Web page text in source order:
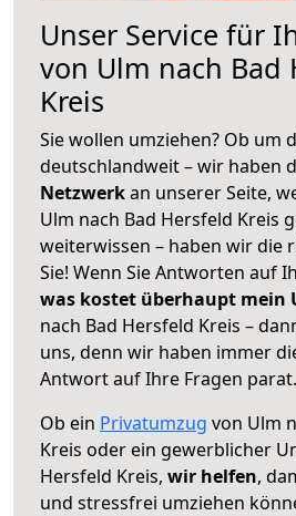
Unser Service für
von Ulm nach Bad
Kreis
Sie wollen umziehen? Ob um
deutschlandweit – wir haben
Netzwerkan unserer Seite,
Ulm nach Bad Hersfeld Kreis
weiterwissen – haben wir die
Sie! Wenn Sie Antworten auf
was kostet überhaupt mein
nach Bad Hersfeld Kreis –
uns, denn wir haben immer
Antwort auf Ihre Fragen parat.
Ob ein Privatumzug von Ulm
Kreis oder ein gewerblicher
Hersfeld Kreis, wir helfen,
und stressfrei umziehen